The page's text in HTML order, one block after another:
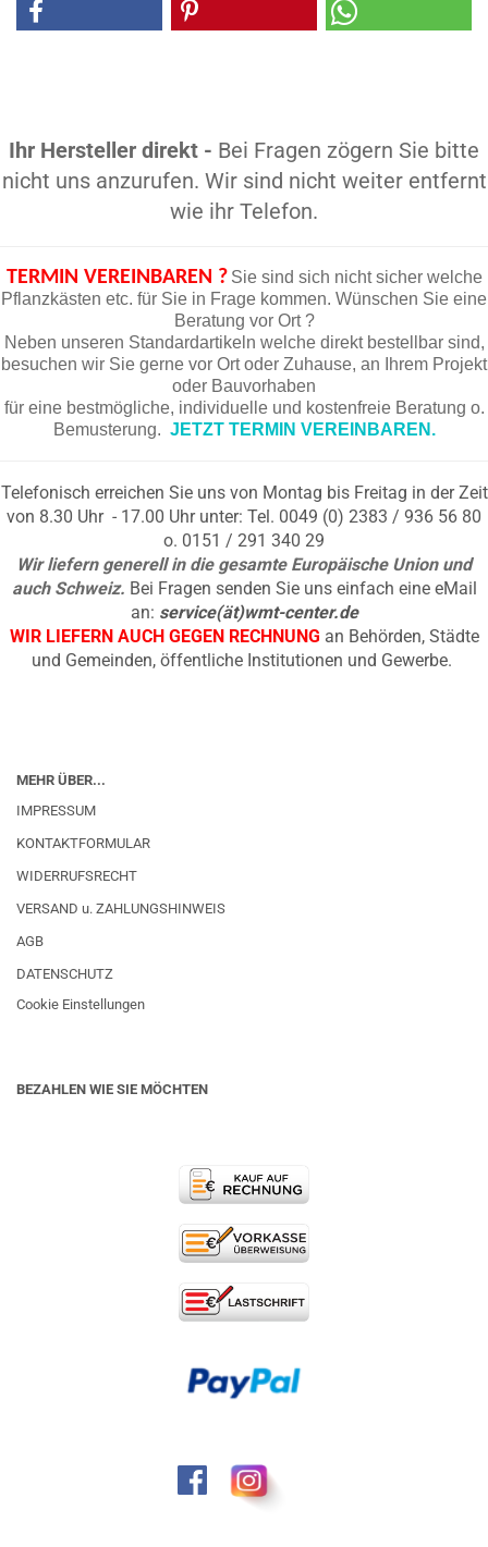
Ihr Hersteller direkt - Bei Fragen zögern Sie bitte
nicht uns anzurufen. Wir sind nicht weiter entfernt
wie ihr Telefon.
TERMIN VEREINBAREN ? Sie sind sich nicht sicher welche
Pflanzkästen etc. für Sie in Frage kommen. Wünschen Sie eine
Beratung vor Ort ?
Neben unseren Standardartikeln welche direkt bestellbar sind,
besuchen wir Sie gerne vor Ort oder Zuhause, an Ihrem Projekt
oder Bauvorhaben
für eine bestmögliche, individuelle und kostenfreie Beratung o.
Bemusterung. JETZT TERMIN VEREINBAREN.
Telefonisch erreichen Sie uns von Montag bis Freitag in der Zeit
von 8.30 Uhr - 17.00 Uhr unter: Tel. 0049 (0) 2383 / 936 56 80
o. 0151 / 291 340 29
Wir liefern generell in die gesamte Europäische Union und
auch Schweiz. Bei Fragen senden Sie uns einfach eine eMail
an: service(ät)wmt-center.de
WIR LIEFERN AUCH GEGEN RECHNUNG an Behörden, Städte
und Gemeinden, öffentliche Institutionen und Gewerbe.
MEHR ÜBER...
IMPRESSUM
KONTAKTFORMULAR
WIDERRUFSRECHT
VERSAND u. ZAHLUNGSHINWEIS
AGB
DATENSCHUTZ
Cookie Einstellungen
BEZAHLEN WIE SIE MÖCHTEN